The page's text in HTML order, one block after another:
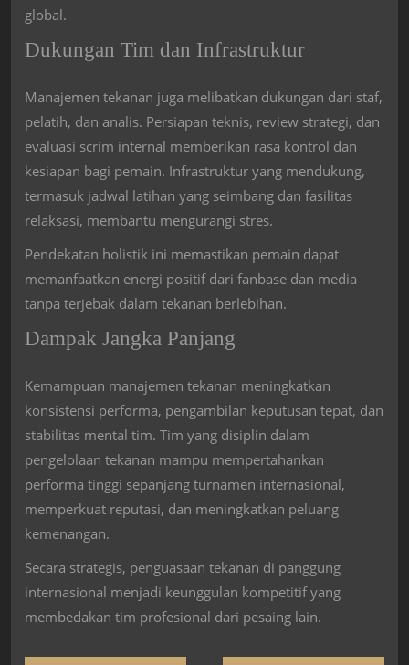
global.
Dukungan Tim dan Infrastruktur
Manajemen tekanan juga melibatkan dukungan dari staf,
pelatih, dan analis. Persiapan teknis, review strategi, dan
evaluasi scrim internal memberikan rasa kontrol dan
kesiapan bagi pemain. Infrastruktur yang mendukung,
termasuk jadwal latihan yang seimbang dan fasilitas
relaksasi, membantu mengurangi stres.
Pendekatan holistik ini memastikan pemain dapat
memanfaatkan energi positif dari fanbase dan media
tanpa terjebak dalam tekanan berlebihan.
Dampak Jangka Panjang
Kemampuan manajemen tekanan meningkatkan
konsistensi performa, pengambilan keputusan tepat, dan
stabilitas mental tim. Tim yang disiplin dalam
pengelolaan tekanan mampu mempertahankan
performa tinggi sepanjang turnamen internasional,
memperkuat reputasi, dan meningkatkan peluang
kemenangan.
Secara strategis, penguasaan tekanan di panggung
internasional menjadi keunggulan kompetitif yang
membedakan tim profesional dari pesaing lain.